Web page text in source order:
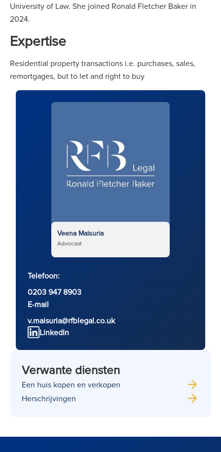
University of Law. She joined Ronald Fletcher Baker in
2024.
Expertise
Residential property transactions i.e. purchases, sales,
remortgages, but to let and right to buy
Veena Maisuria
Advocaat
Telefoon:
0203 947 8903
E-mail
v.maisuria@rfblegal.co.uk
LinkedIn
Verwante diensten
Een huis kopen en verkopen
Herschrijvingen